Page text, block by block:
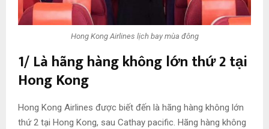
Hong Kong Airlines lịch bay mùa đông
1/ Là hãng hàng không lớn thứ 2 tại
Hong Kong
Hong Kong Airlines được biết đến là hãng hàng không lớn
thứ 2 tại Hong Kong, sau Cathay pacific. Hãng hàng không